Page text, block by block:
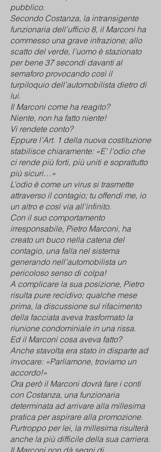
pubblico.
Secondo Costanza, la intransigente
funzionaria dell’ufficio 8, il Marconi ha
commesso una grave infrazione; allo
scatto del verde, l’uomo è stazionato
per bene 37 secondi davanti al
semaforo provocando così il
turpiloquio dell’automobilista dietro di
lui.
Il Marconi come ha reagito?
Niente, non ha fatto niente!
Vi rendete conto?
Eppure l’Art. 1 della nuova costituzione
stabilisce chiaramente: «E' l'odio che
ci rende più forti, più uniti e soprattutto
più sicuri…»
L’odio è come un virus si trasmette
attraverso il contagio; tu offendi me, io
un altro e così via all’infinito.
Con il suo comportamento
irresponsabile, Pietro Marconi, ha
creato un buco nella catena del
contagio, una falla nel sistema
generando nell’automobilista un
pericoloso senso di colpa!
A complicare la sua posizione, Pietro
risulta pure recidivo; qualche mese
prima, la discussione sul rifacimento
della facciata aveva trasformato la
riunione condominiale in una rissa.
Ed il Marconi cosa aveva fatto?
Anche stavolta era stato in disparte ad
invocare: «Parliamone, troviamo un
accordo!»
Ora però il Marconi dovrà fare i conti
con Costanza, una funzionaria
determinata ad arrivare alla millesima
pratica per aspirare alla promozione.
Purtroppo per lei, la millesima risulterà
anche la più difficile della sua carriera.
Il Marconi non dà segni di